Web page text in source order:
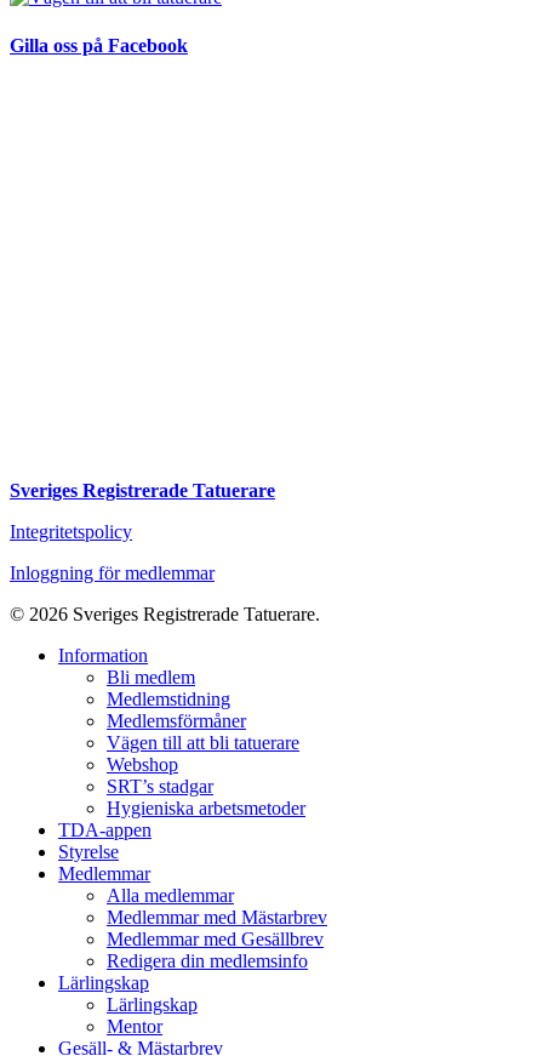
Gilla oss på Facebook
Sveriges Registrerade Tatuerare
Integritetspolicy
Inloggning för medlemmar
© 2026 Sveriges Registrerade Tatuerare.
Close
Information
Bli medlem
Medlemstidning
Medlemsförmåner
Vägen till att bli tatuerare
Webshop
SRT’s stadgar
Hygieniska arbetsmetoder
TDA-appen
Styrelse
Medlemmar
Alla medlemmar
Medlemmar med Mästarbrev
Medlemmar med Gesällbrev
Redigera din medlemsinfo
Lärlingskap
Lärlingskap
Mentor
Gesäll- & Mästarbrev